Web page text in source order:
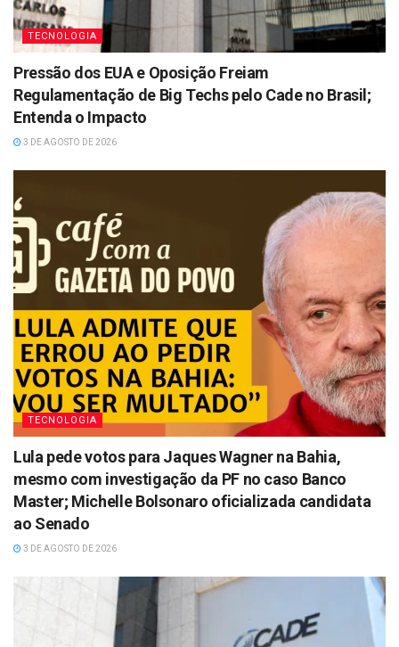
TECNOLOGIA
Pressão dos EUA e Oposição Freiam
Regulamentação de Big Techs pelo Cade no Brasil;
Entenda o Impacto
3 DE AGOSTO DE 2026
TECNOLOGIA
Lula pede votos para Jaques Wagner na Bahia,
mesmo com investigação da PF no caso Banco
Master; Michelle Bolsonaro oficializada candidata
ao Senado
3 DE AGOSTO DE 2026